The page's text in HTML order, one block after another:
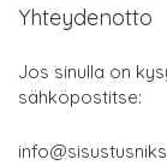
Yhteydenotto
Jos sinulla on
sähköpostitse: